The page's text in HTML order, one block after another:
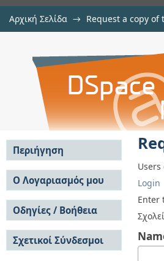
Αρχική Σελίδα → Request a copy
Request a copy of
Login
Enter
Περιήγηση
Σε όλο το DSpace
Κοινότητες & Συλλογές
Ανά Ημερομηνία
Έκδοσης
Συγγραφείς
Τίτλοι
Θέματα
Ο Λογαριασμός μου
Σύνδεση
Εγγραφή
Οδηγίες / Βοήθεια
Οδηγίες Υποβολής
Οδηγίες Χρήσης ΙΑ
Συχνές Ερωτήσεις
Σχετικοί Σύνδεσμοι